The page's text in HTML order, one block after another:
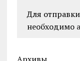
Для
необходимо